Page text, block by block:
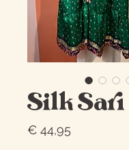
Silk Sari
€ 44,95Prijs